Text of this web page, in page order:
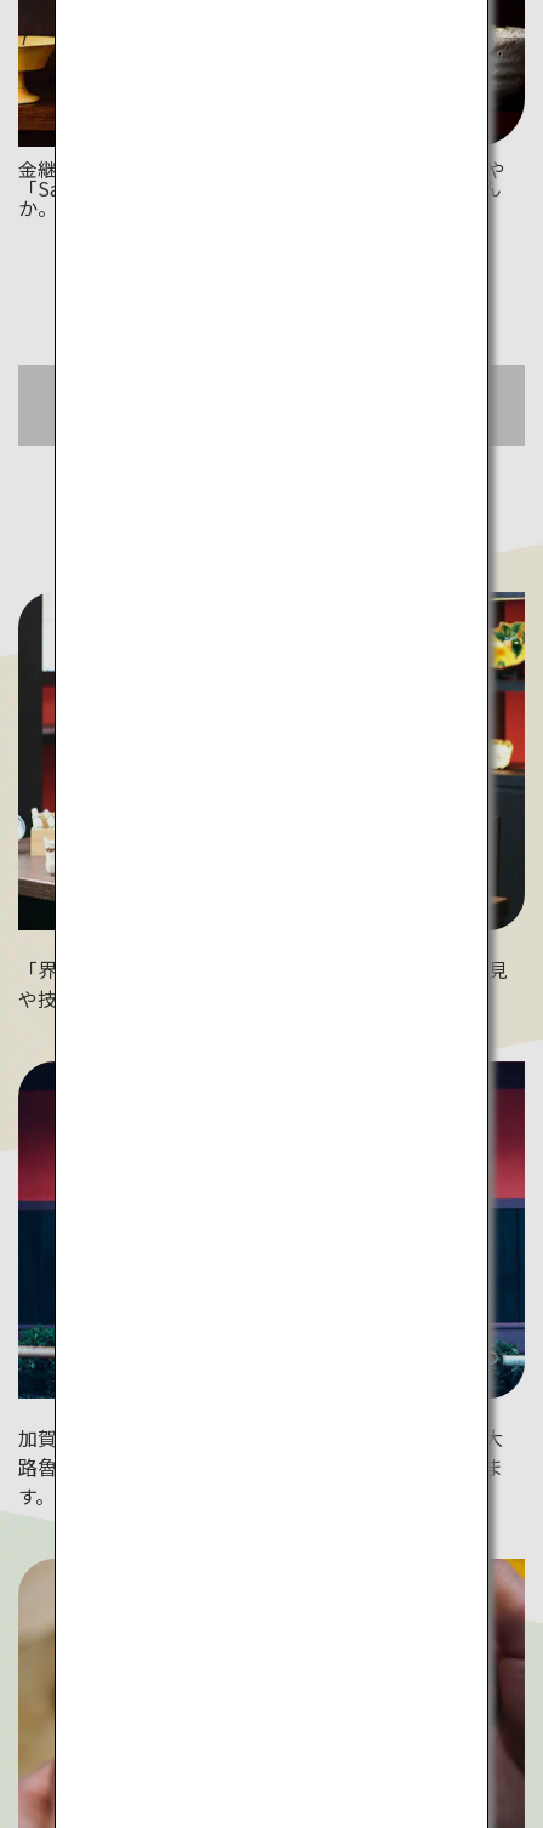
金継ぎが施された器が生み出す新たな価値。「Gien」や
「Sarreguemines」などに施しても素敵だと思いません
か。
「界 加賀」のスタッフが日々の器の修復作業で得た知見
や技術を、"おもてなし”の心で教えてくれます。
加賀地方の伝統的な建築様式“紅殻格子”が美しい。北大
路魯山人も滞在した由緒ある建物で金継ぎ体験ができま
す。